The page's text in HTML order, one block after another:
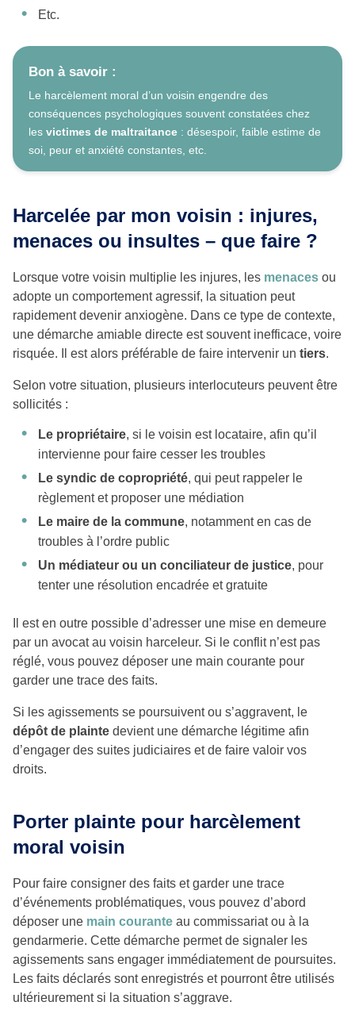
Etc.
Bon à savoir :
Le harcèlement moral d’un voisin engendre des
conséquences psychologiques souvent constatées chez
les victimes de maltraitance : désespoir, faible estime de
soi, peur et anxiété constantes, etc.
Harcelée par mon voisin : injures,
menaces ou insultes – que faire ?
Lorsque votre voisin multiplie les injures, les menaces ou
adopte un comportement agressif, la situation peut
rapidement devenir anxiogène. Dans ce type de contexte,
une démarche amiable directe est souvent inefficace, voire
risquée. Il est alors préférable de faire intervenir un tiers.
Selon votre situation, plusieurs interlocuteurs peuvent être
sollicités :
Le propriétaire, si le voisin est locataire, afin qu’il
intervienne pour faire cesser les troubles
Le syndic de copropriété, qui peut rappeler le
règlement et proposer une médiation
Le maire de la commune, notamment en cas de
troubles à l’ordre public
Un médiateur ou un conciliateur de justice, pour
tenter une résolution encadrée et gratuite
Il est en outre possible d’adresser une mise en demeure
par un avocat au voisin harceleur. Si le conflit n’est pas
réglé, vous pouvez déposer une main courante pour
garder une trace des faits.
Si les agissements se poursuivent ou s’aggravent, le
dépôt de plainte devient une démarche légitime afin
d’engager des suites judiciaires et de faire valoir vos
droits.
Porter plainte pour harcèlement
moral voisin
Pour faire consigner des faits et garder une trace
d’événements problématiques, vous pouvez d’abord
déposer une main courante au commissariat ou à la
gendarmerie. Cette démarche permet de signaler les
agissements sans engager immédiatement de poursuites.
Les faits déclarés sont enregistrés et pourront être utilisés
ultérieurement si la situation s’aggrave.